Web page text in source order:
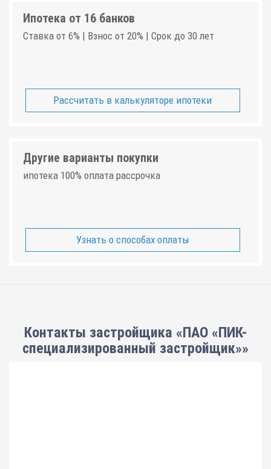
Ипотека от 16 банков
Ставка от 6% | Взнос от 20% | Срок до 30 лет
Рассчитать в калькуляторе ипотеки
Другие варианты покупки
ипотека 100% оплата рассрочка
Узнать о способах оплаты
Контакты застройщика «ПАО «ПИК-
специализированный застройщик»»